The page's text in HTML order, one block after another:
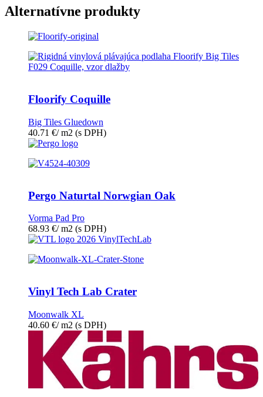
Alternatívne produkty
Floorify Coquille
Big Tiles Gluedown
40.71 €/ m2 (s DPH)
Pergo Naturtal Norwgian Oak
Vorma Pad Pro
68.93 €/ m2 (s DPH)
Vinyl Tech Lab Crater
Moonwalk XL
40.60 €/ m2 (s DPH)